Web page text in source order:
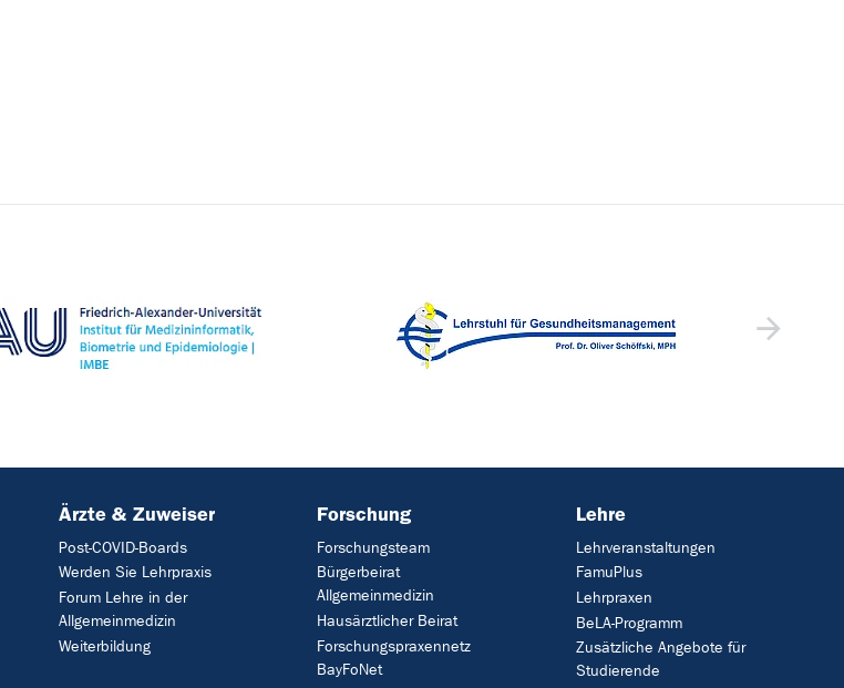
Ärzte & Zuweiser
Post-COVID-Boards
Werden Sie Lehrpraxis
Forum Lehre in der
Allgemeinmedizin
Weiterbildung
Forschung
Forschungsteam
Bürgerbeirat
Allgemeinmedizin
Hausärztlicher Beirat
Forschungspraxennetz
BayFoNet
Lehre
Lehrveranstaltungen
FamuPlus
Lehrpraxen
BeLA-Programm
Zusätzliche Angebote für
Studierende